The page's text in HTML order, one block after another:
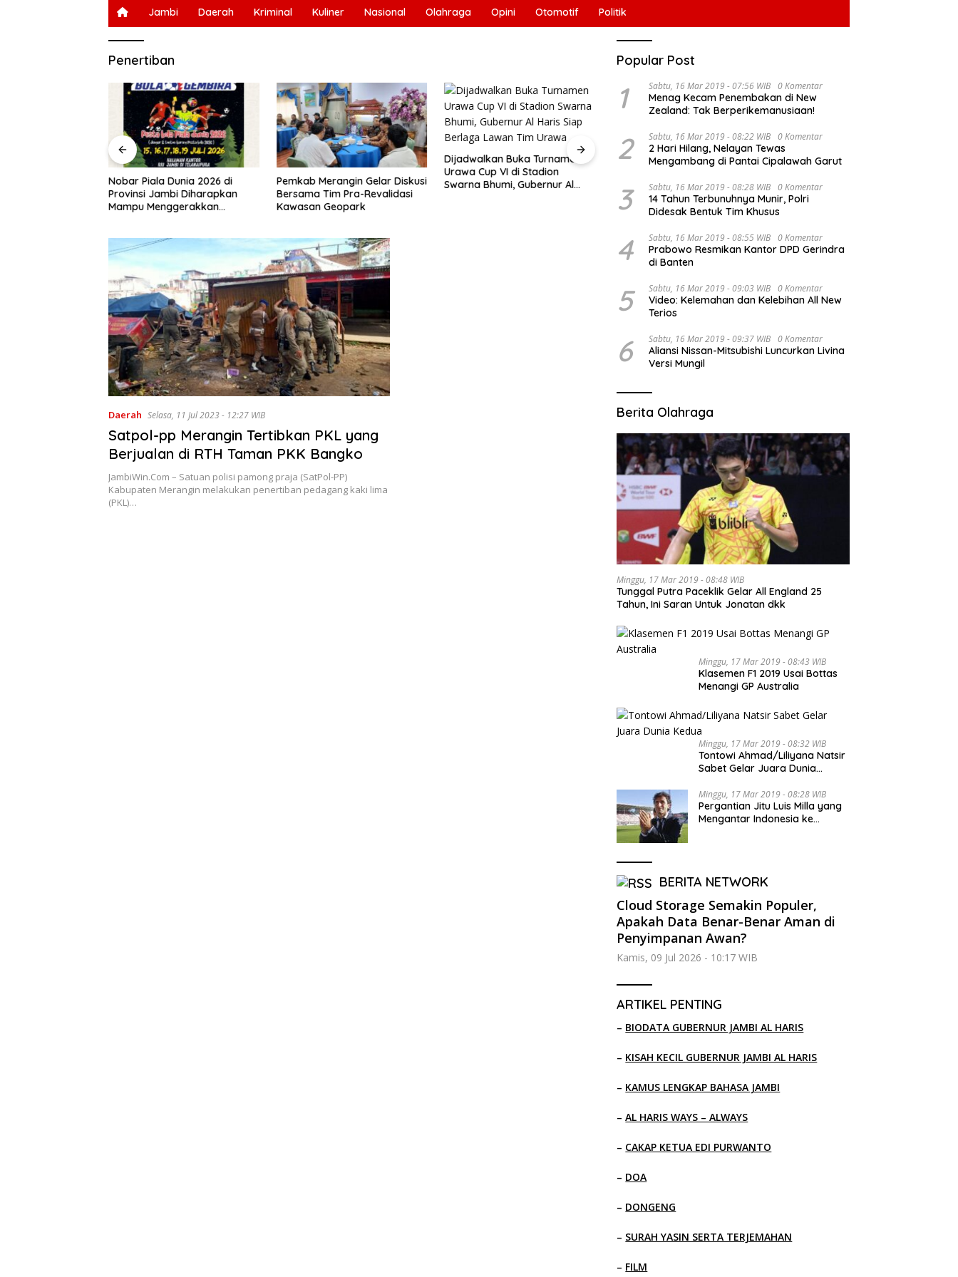
Jambi Daerah Kriminal Kuliner Nasional Olahraga Opini Otomotif Politik
Penertiban
Nobar Piala Dunia 2026 di
Provinsi Jambi Diharapkan
Mampu Menggerakkan
Pemkab Merangin Gelar Diskusi
Bersama Tim Pra-Revalidasi
Kawasan Geopark
Dijadwalkan Buka Turnamen
Urawa Cup VI di Stadion
Swarna Bhumi, Gubernur Al
Gubernur Al Haris Pimpin Rapat
Evaluasi Perkembangan
Pelaksanaan Kegiatan
Pembangunan Triwulan II TA
Hadiri Pelantikan JKSN Jambi,
dan Kiai Jaga Moral Generasi
Bangsa
Daerah Selasa, 11 Jul 2023 - 12:27 WIB
Satpol-pp Merangin Tertibkan PKL yang
Berjualan di RTH Taman PKK Bangko
JambiWin.Com – Satuan polisi pamong praja (SatPol-PP)
Kabupaten Merangin melakukan penertiban pedagang kaki lima
(PKL)…
Popular Post
1 Sabtu, 16 Mar 2019 - 07:56 WIB 0 Komentar
Menag Kecam Penembakan di New
Zealand: Tak Berperikemanusiaan!
2 Sabtu, 16 Mar 2019 - 08:22 WIB 0 Komentar
2 Hari Hilang, Nelayan Tewas
Mengambang di Pantai Cipalawah Garut
3 Sabtu, 16 Mar 2019 - 08:28 WIB 0 Komentar
14 Tahun Terbunuhnya Munir, Polri
Didesak Bentuk Tim Khusus
4 Sabtu, 16 Mar 2019 - 08:55 WIB 0 Komentar
Prabowo Resmikan Kantor DPD Gerindra
di Banten
5 Sabtu, 16 Mar 2019 - 09:03 WIB 0 Komentar
Video: Kelemahan dan Kelebihan All New
Terios
6 Sabtu, 16 Mar 2019 - 09:37 WIB 0 Komentar
Aliansi Nissan-Mitsubishi Luncurkan Livina
Versi Mungil
Berita Olahraga
Minggu, 17 Mar 2019 - 08:48 WIB
Tunggal Putra Paceklik Gelar All England 25
Tahun, Ini Saran Untuk Jonatan dkk
Minggu, 17 Mar 2019 - 08:43 WIB
Klasemen F1 2019 Usai Bottas
Menangi GP Australia
Minggu, 17 Mar 2019 - 08:32 WIB
Tontowi Ahmad/Liliyana Natsir
Sabet Gelar Juara Dunia
Minggu, 17 Mar 2019 - 08:28 WIB
Pergantian Jitu Luis Milla yang
Mengantar Indonesia ke
BERITA NETWORK
Cloud Storage Semakin Populer,
Apakah Data Benar-Benar Aman di
Penyimpanan Awan?
Kamis, 09 Jul 2026 - 10:17 WIB
ARTIKEL PENTING
– BIODATA GUBERNUR JAMBI AL HARIS
– KISAH KECIL GUBERNUR JAMBI AL HARIS
– KAMUS LENGKAP BAHASA JAMBI
–AL HARIS WAYS – ALWAYS
– CAKAP KETUA EDI PURWANTO
– DOA
– DONGENG
– SURAH YASIN SERTA TERJEMAHAN
– FILM